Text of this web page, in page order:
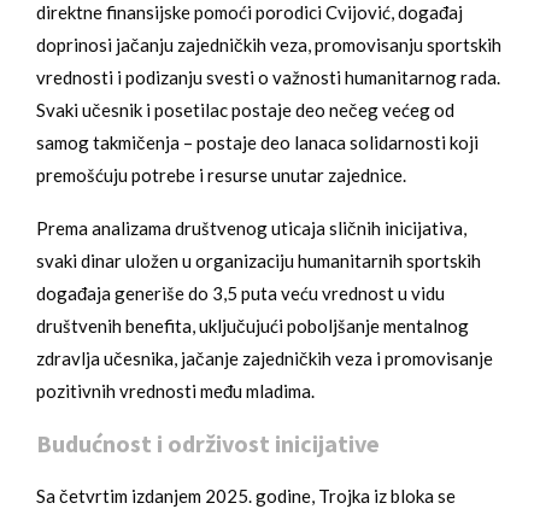
direktne finansijske pomoći porodici Cvijović, događaj
doprinosi jačanju zajedničkih veza, promovisanju sportskih
vrednosti i podizanju svesti o važnosti humanitarnog rada.
Svaki učesnik i posetilac postaje deo nečeg većeg od
samog takmičenja – postaje deo lanaca solidarnosti koji
premošćuju potrebe i resurse unutar zajednice.
Prema analizama društvenog uticaja sličnih inicijativa,
svaki dinar uložen u organizaciju humanitarnih sportskih
događaja generiše do 3,5 puta veću vrednost u vidu
društvenih benefita, uključujući poboljšanje mentalnog
zdravlja učesnika, jačanje zajedničkih veza i promovisanje
pozitivnih vrednosti među mladima.
Budućnost i održivost inicijative
Sa četvrtim izdanjem 2025. godine, Trojka iz bloka se